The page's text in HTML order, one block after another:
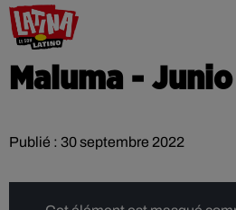
Maluma - Junio
Publié : 30 septembre 2022